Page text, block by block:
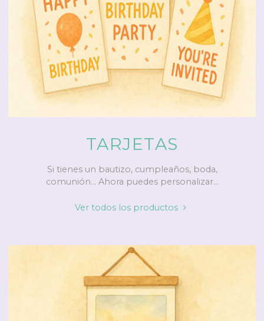
TARJETAS
Si tienes un bautizo, cumpleaños, boda,
comunión… Ahora puedes personalizar...
Ver todos los productos "Tarjetas"